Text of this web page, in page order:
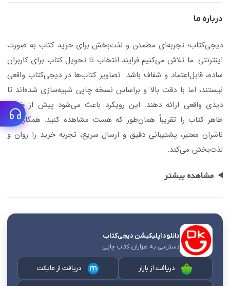
کافه دیجی کتاب
جستجو در سایت
کتابیاب
درباره ما
دیجی‌کتاب؛ تجربه‌ای مطمئن و لذت‌بخش برای خرید کتاب به صورت
اینترنتی. ما تلاش می‌کنیم فرایند انتخاب تا تحویل کتاب برای کاربران
ساده، قابل‌اعتماد و شفاف باشد. تصاویر کتاب‌ها در دیجی‌کتاب واقعی
نیستند، اما با دقت بالا و براساس نسخه چاپی شبیه‌سازی شده‌اند تا
دیدی واقعی ارائه دهند. این رویکرد باعث می‌شود پیش از خرید،
ظاهر کتاب را تقریباً همان‌طور که هست مشاهده کنید. همکاری با
ناشران معتبر، پشتیبانی دقیق و ارسال سریع، تجربه خرید را روان و
لذت‌بخش می‌کند.
مشاهده بیشتر
دانلود اپلیکیشن دیجی‌کتاب
دسترسی به هزاران کتاب چاپی
دریافت از بازار دریافت از مایکت